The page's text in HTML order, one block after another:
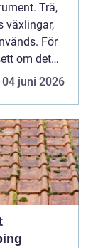
Trä,
växlingar,
För
om det
eller
04 juni 2026